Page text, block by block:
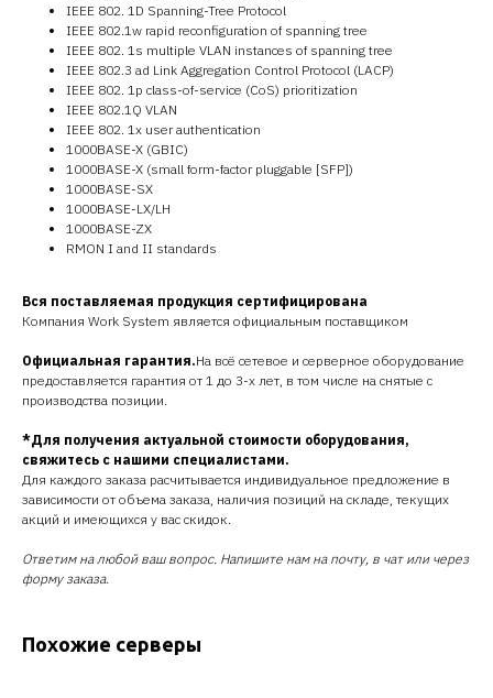
IEEE 802. 1D Spanning-Tree Protocol
IEEE 802.1w rapid reconfiguration of spanning tree
IEEE 802. 1s multiple VLAN instances of spanning tree
IEEE 802.3 ad Link Aggregation Control Protocol (LACP)
IEEE 802. 1p class-of-service (CoS) prioritization
IEEE 802.1Q VLAN
IEEE 802. 1x user authentication
1000BASE-X (GBIC)
1000BASE-X (small form-factor pluggable [SFP])
1000BASE-SX
1000BASE-LX/LH
1000BASE-ZX
RMON I and II standards
Вся поставляемая продукция сертифицирована
Компания Work System является официальным поставщиком
Официальная гарантия.На всё сетевое и серверное оборудование
предоставляется гарантия от 1 до 3-х лет, в том числе на снятые с
производства позиции.
*Для получения актуальной стоимости оборудования,
свяжитесь с нашими специалистами.
Для каждого заказа расчитывается индивидуальное предложение в
зависимости от объема заказа, наличия позиций на складе, текущих
акций и имеющихся у вас скидок.
Ответим на любой ваш вопрос. Напишите нам на почту, в чат или через
форму заказа.
Похожие серверы